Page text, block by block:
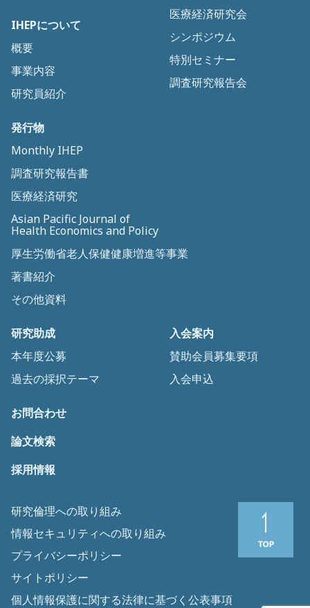
IHEPについて
概要
事業内容
研究員紹介
医療経済研究会
シンポジウム
特別セミナー
調査研究報告会
発行物
Monthly IHEP
調査研究報告書
医療経済研究
Asian Pacific Journal of
Health Economics and Policy
厚生労働省老人保健健康増進等事業
著書紹介
その他資料
研究助成
本年度公募
過去の採択テーマ
入会案内
賛助会員募集要項
入会申込
お問合わせ
論文検索
採用情報
研究倫理への取り組み
情報セキュリティへの取り組み
プライバシーポリシー
サイトポリシー
個人情報保護に関する法律に基づく公表事項